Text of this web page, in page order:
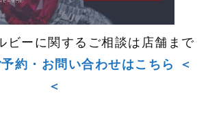
ビーに関するご相談は店舗まで
約・お問い合わせはこちら ＜
＜